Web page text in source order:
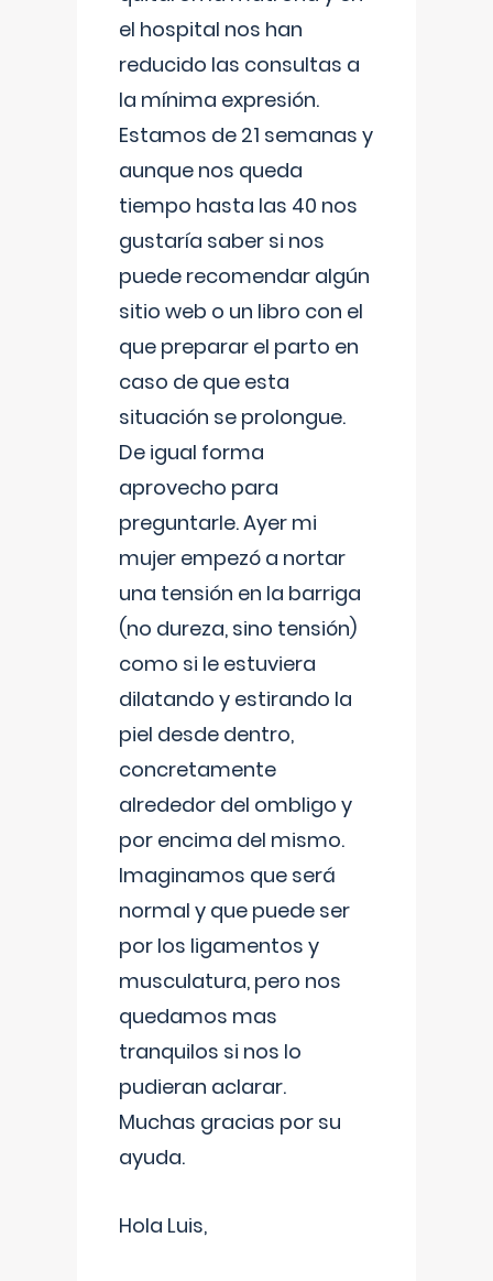
el hospital nos han
reducido las consultas a
la mínima expresión.
Estamos de 21 semanas y
aunque nos queda
tiempo hasta las 40 nos
gustaría saber si nos
puede recomendar algún
sitio web o un libro con el
que preparar el parto en
caso de que esta
situación se prolongue.
De igual forma
aprovecho para
preguntarle. Ayer mi
mujer empezó a nortar
una tensión en la barriga
(no dureza, sino tensión)
como si le estuviera
dilatando y estirando la
piel desde dentro,
concretamente
alrededor del ombligo y
por encima del mismo.
Imaginamos que será
normal y que puede ser
por los ligamentos y
musculatura, pero nos
quedamos mas
tranquilos si nos lo
pudieran aclarar.
Muchas gracias por su
ayuda.
Hola Luis,